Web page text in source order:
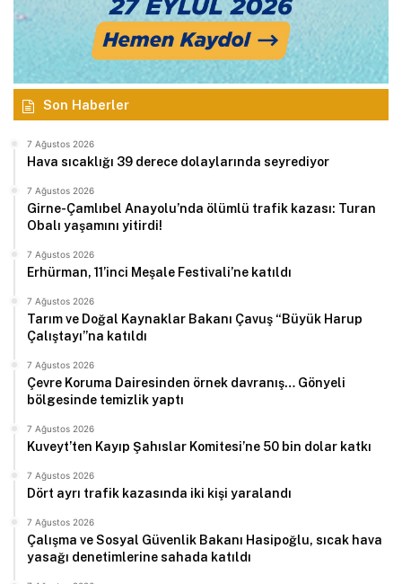
Son Haberler
7 Ağustos 2026
Hava sıcaklığı 39 derece dolaylarında seyrediyor
7 Ağustos 2026
Girne-Çamlıbel Anayolu’nda ölümlü trafik kazası: Turan
Obalı yaşamını yitirdi!
7 Ağustos 2026
Erhürman, 11’inci Meşale Festivali’ne katıldı
7 Ağustos 2026
Tarım ve Doğal Kaynaklar Bakanı Çavuş “Büyük Harup
Çalıştayı”na katıldı
7 Ağustos 2026
Çevre Koruma Dairesinden örnek davranış… Gönyeli
bölgesinde temizlik yaptı
7 Ağustos 2026
Kuveyt’ten Kayıp Şahıslar Komitesi’ne 50 bin dolar katkı
7 Ağustos 2026
Dört ayrı trafik kazasında iki kişi yaralandı
7 Ağustos 2026
Çalışma ve Sosyal Güvenlik Bakanı Hasipoğlu, sıcak hava
yasağı denetimlerine sahada katıldı